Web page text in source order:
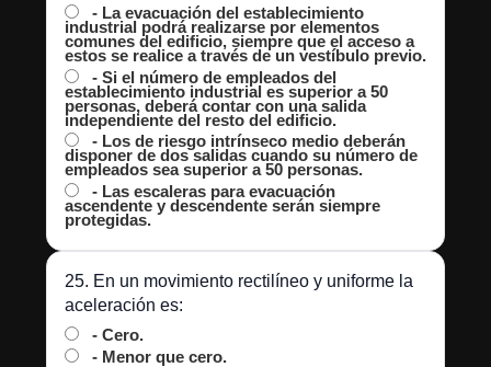
- La evacuación del establecimiento
industrial podrá realizarse por elementos
comunes del edificio, siempre que el acceso a
estos se realice a través de un vestíbulo previo.
- Si el número de empleados del
establecimiento industrial es superior a 50
personas, deberá contar con una salida
independiente del resto del edificio.
- Los de riesgo intrínseco medio deberán
disponer de dos salidas cuando su número de
empleados sea superior a 50 personas.
- Las escaleras para evacuación
ascendente y descendente serán siempre
protegidas.
25. En un movimiento rectilíneo y uniforme la
aceleración es:
- Cero.
- Menor que cero.